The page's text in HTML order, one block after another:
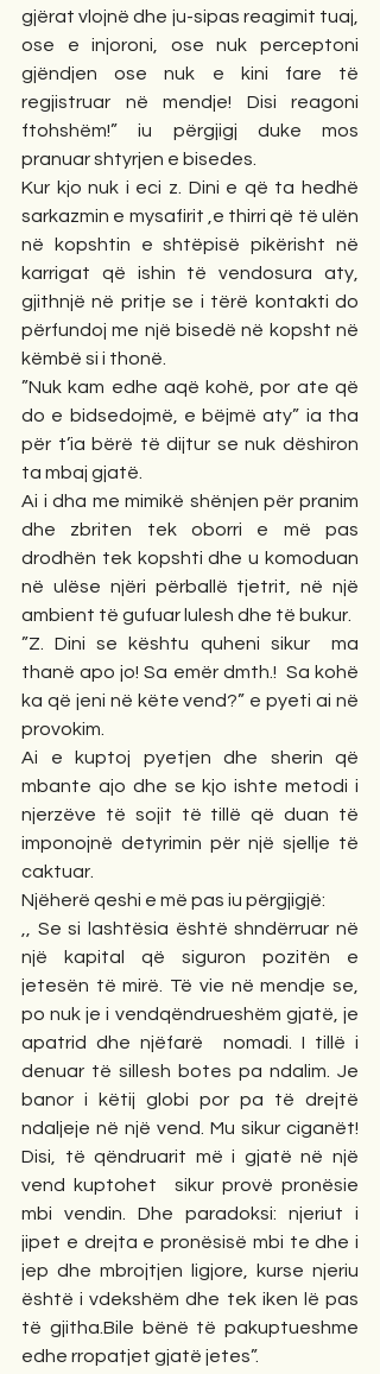
gjërat vlojnë dhe ju-sipas reagimit tuaj,
ose e injoroni, ose nuk perceptoni
gjëndjen ose nuk e kini fare të
regjistruar në mendje! Disi reagoni
ftohshëm!” iu përgjigj duke mos
pranuar shtyrjen e bisedes.
Kur kjo nuk i eci z. Dini e që ta hedhë
sarkazmin e mysafirit ,e thirri që të ulën
në kopshtin e shtëpisë pikërisht në
karrigat që ishin të vendosura aty,
gjithnjë në pritje se i tërë kontakti do
përfundoj me një bisedë në kopsht në
këmbë si i thonë.
”Nuk kam edhe aqë kohë, por ate që
do e bidsedojmë, e bëjmë aty” ia tha
për t’ia bërë të dijtur se nuk dëshiron
ta mbaj gjatë.
Ai i dha me mimikë shënjen për pranim
dhe zbriten tek oborri e më pas
drodhën tek kopshti dhe u komoduan
në ulëse njëri përballë tjetrit, në një
ambient të gufuar lulesh dhe të bukur.
”Z. Dini se kështu quheni sikur  ma
thanë apo jo! Sa emër dmth.!  Sa kohë
ka që jeni në këte vend?” e pyeti ai në
provokim.
Ai e kuptoj pyetjen dhe sherin që
mbante ajo dhe se kjo ishte metodi i
njerzëve të sojit të tillë që duan të
imponojnë detyrimin për një sjellje të
caktuar.
Njëherë qeshi e më pas iu përgjigjë:
,, Se si lashtësia është shndërruar në
një kapital që siguron pozitën e
jetesën të mirë. Të vie në mendje se,
po nuk je i vendqëndrueshëm gjatë, je
apatrid dhe njëfarë  nomadi. I tillë i
denuar të sillesh botes pa ndalim. Je
banor i këtij globi por pa të drejtë
ndaljeje në një vend. Mu sikur ciganët!
Disi, të qëndruarit më i gjatë në një
vend kuptohet  sikur provë pronësie
mbi vendin. Dhe paradoksi: njeriut i
jipet e drejta e pronësisë mbi te dhe i
jep dhe mbrojtjen ligjore, kurse njeriu
është i vdekshëm dhe tek iken lë pas
të gjitha.Bile bënë të pakuptueshme
edhe rropatjet gjatë jetes”.